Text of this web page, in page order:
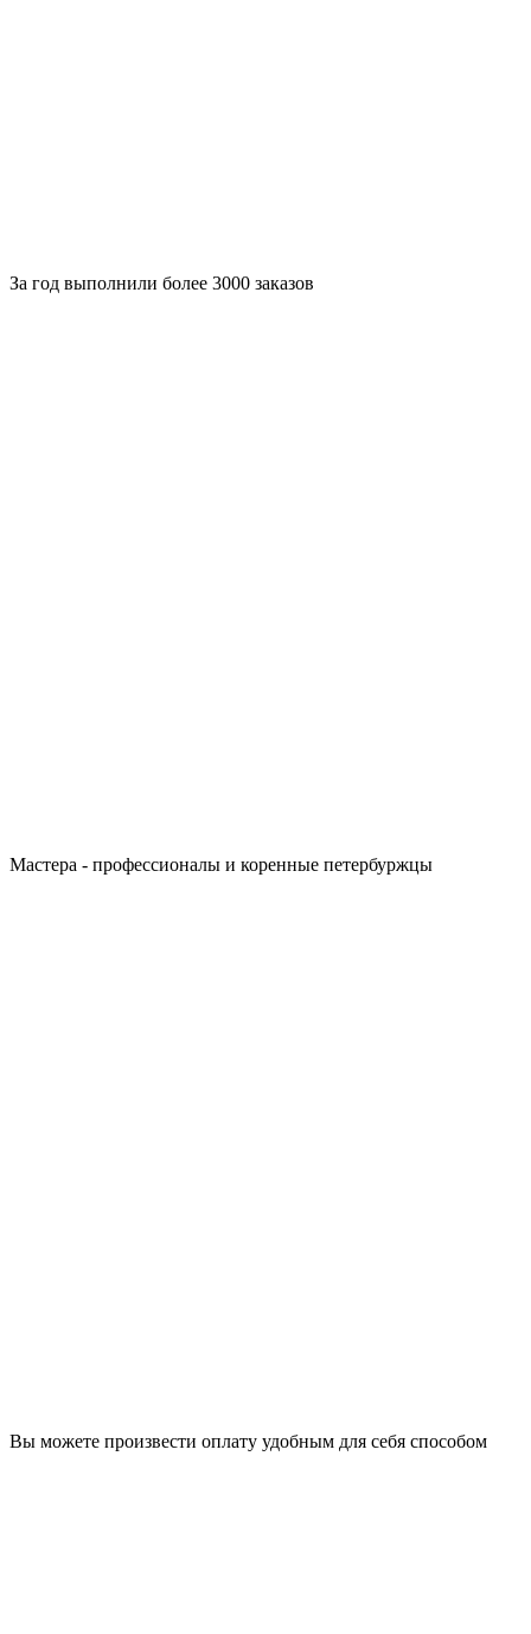
За год выполнили более 3000 заказов
Мастера - профессионалы и коренные петербуржцы
Вы можете произвести оплату удобным для себя способом